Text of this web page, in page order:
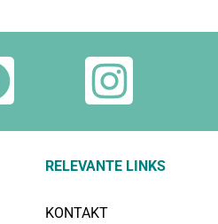
RELEVANTE LINKS
KONTAKT